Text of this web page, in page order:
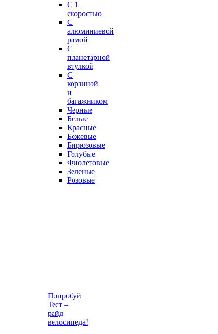
С 1
скоростью
С
алюминиевой
рамой
С
планетарной
втулкой
С
корзиной
и
багажником
Черные
Белые
Красные
Бежевые
Бирюзовые
Голубые
Фиолетовые
Зеленые
Розовые
Попробуй
Тест –
райд
велосипеда!